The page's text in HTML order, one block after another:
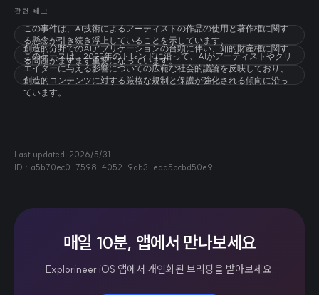
관련 태그
この事件は、AI技術によるアーティストの作品の使用と著作権に関す
る懸念が引き続き浮上していることを示しています。
創造的分野でのAIアプリケーションの台頭に伴い、知的財産権に関す
る問題がますます重要になっています。
このケースは、2025年のトレンドに沿って、AIがアーティストやクリ
エイターに与える影響についての広範な社会的議論を反映しており、
創造的コンテンツに対する厳格な規制と保護が強化される傾向に沿っ
ています。
Last updated: 2026/5/31
ID · a5b70ec0-7598-4052-9db3-ead5bcbd50e9
매일 10분, 앱에서 만나보세요
Explorineer iOS 앱에서 개인화된 브리핑을 받아보세요.